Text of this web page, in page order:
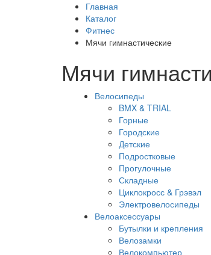
Главная
Каталог
Фитнес
Мячи гимнастические
Мячи
Велосипеды
BMX & TRIAL
Горные
Городские
Детские
Подростковые
Прогулочные
Складные
Циклокросс & Грэвэл
Электровелосипеды
Велоаксессуары
Бутылки и крепления
Велозамки
Велокомпьютер